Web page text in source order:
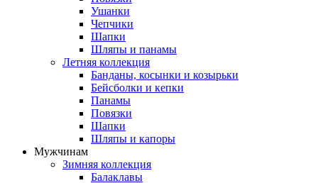
Ушанки
Чепчики
Шапки
Шляпы и панамы
Летняя коллекция
Банданы, косынки и козырьки
Бейсболки и кепки
Панамы
Повязки
Шапки
Шляпы и капоры
Мужчинам
Зимняя коллекция
Балаклавы